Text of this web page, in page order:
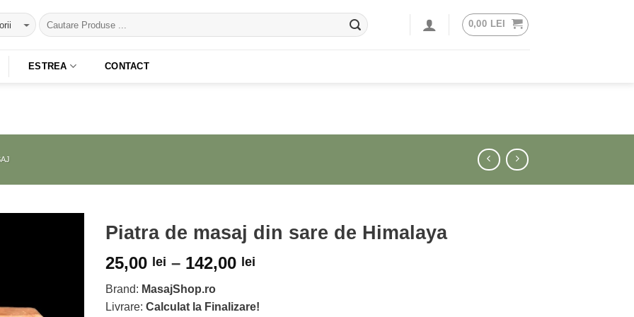
0,00 LEI
ESTREA CONTACT
Piatra de masaj din sare de Himalaya
25,00 lei – 142,00 lei
Brand: MasajShop.ro
Livrare: Calculat la Finalizare!